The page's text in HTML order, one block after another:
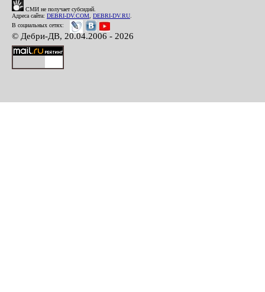
СМИ не получает субсидий.
Адреса сайта: DEBRI-DV.COM DEBRI-DV.RU
В социальных сетях:
© Дебри-ДВ, 20.04.2006 - 2026